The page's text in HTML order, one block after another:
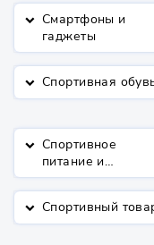
keyboard_arrow_down Смартфоны и
гаджеты
keyboard_arrow_down Спортивная
keyboard_arrow_down Спортивное
питание и
косметика
keyboard_arrow_down Спортивный